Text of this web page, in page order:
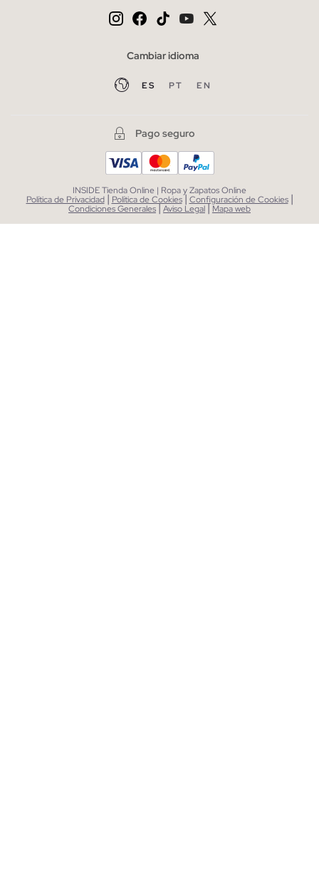
Cambiar idioma
ES PT EN
Pago seguro
INSIDE Tienda Online | Ropa y Zapatos Online
Política de Privacidad | Política de Cookies| Configuración de Cookies |
Condiciones Generales|Aviso Legal| Mapa web